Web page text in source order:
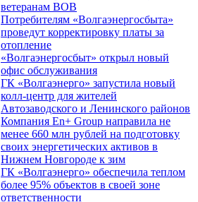
ветеранам ВОВ
Потребителям «Волгаэнергосбыта»
проведут корректировку платы за
отопление
«Волгаэнергосбыт» открыл новый
офис обслуживания
ГК «Волгаэнерго» запустила новый
колл-центр для жителей
Автозаводского и Ленинского районов
Компания En+ Group направила не
менее 660 млн рублей на подготовку
своих энергетических активов в
Нижнем Новгороде к зим
ГК «Волгаэнерго» обеспечила теплом
более 95% объектов в своей зоне
ответственности